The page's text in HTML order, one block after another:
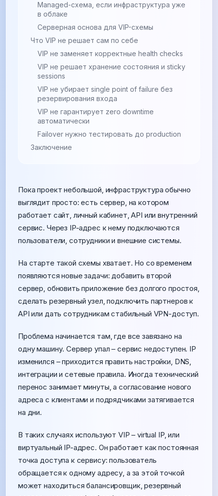
Managed-схема, если инфраструктура уже
в облаке
Серверная основа для VIP-схемы
Что VIP не решает сам по себе
VIP не заменяет корректные health checks
VIP не решает хранение состояния и sticky
sessions
VIP не убирает single point of failure без
резервирования входа
VIP не гарантирует zero downtime
автоматически
Failover нужно тестировать до production
Заключение
Пока проект небольшой, инфраструктура обычно
выглядит просто: есть сервер, на котором
работает сайт, личный кабинет, API или внутренний
сервис. Через IP-адрес к нему подключаются
пользователи, сотрудники и внешние системы.
На старте такой схемы хватает. Но со временем
появляются новые задачи: добавить второй
сервер, обновить приложение без долгого простоя,
сделать резервный узел, подключить партнеров к
API или дать сотрудникам стабильный VPN-доступ.
Проблема начинается там, где все завязано на
одну машину. Сервер упал – сервис недоступен. IP
изменился – приходится править настройки, DNS,
интеграции и сетевые правила. Иногда технический
перенос занимает минуты, а согласование нового
адреса с клиентами и подрядчиками затягивается
на дни.
В таких случаях используют VIP – virtual IP, или
виртуальный IP-адрес. Он работает как постоянная
точка доступа к сервису: пользователь
обращается к одному адресу, а за этой точкой
может находиться балансировщик, резервный